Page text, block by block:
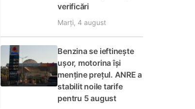
verificări
Marți, 4 august
Benzina se ieftinește
ușor, motorina își
menține prețul. ANRE a
stabilit noile tarife
pentru 5 august